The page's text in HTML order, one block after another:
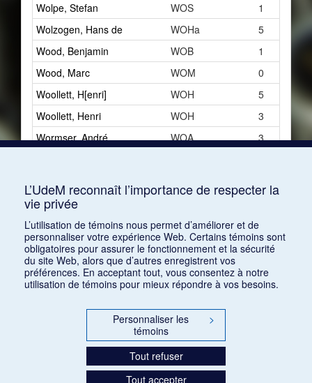
Wolpe, Stefan
WOS
1
Wolzogen, Hans de
WOHa
5
Wood, Benjamin
WOB
1
Wood, Marc
WOM
0
Woollett, H[enri]
WOH
5
Woollett, Henri
WOH
3
Wormser, André
WOA
3
Wyzewa, Teodor de
L’UdeM reconnaît l’importance de respecter la
vie privée
L’utilisation de témoins nous permet d’améliorer et de
personnaliser votre expérience Web. Certains témoins sont
obligatoires pour assurer le fonctionnement et la sécurité
du site Web, alors que d’autres enregistrent vos
préférences. En acceptant tout, vous consentez à notre
utilisation de témoins pour mieux répondre à vos besoins.
Personnaliser les
témoins
>
Tout refuser
Tout accepter